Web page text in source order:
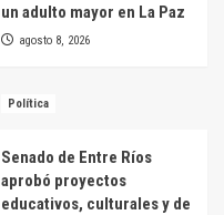
un adulto mayor en La Paz
agosto 8, 2026
Política
Senado de Entre Ríos
aprobó proyectos
educativos, culturales y de